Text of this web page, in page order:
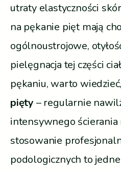
utraty elastyczności
na pękanie pięt mają
ogólnoustrojowe,
pielęgnacja tej części
pękaniu, warto wiedzieć,
pięty – regularnie
intensywnego ścierania
stosowanie
podologicznych to